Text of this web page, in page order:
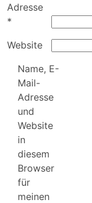
Adresse
*
Website
Name, E-
Mail-
Adresse
und
Website
in
diesem
Browser
für
meinen